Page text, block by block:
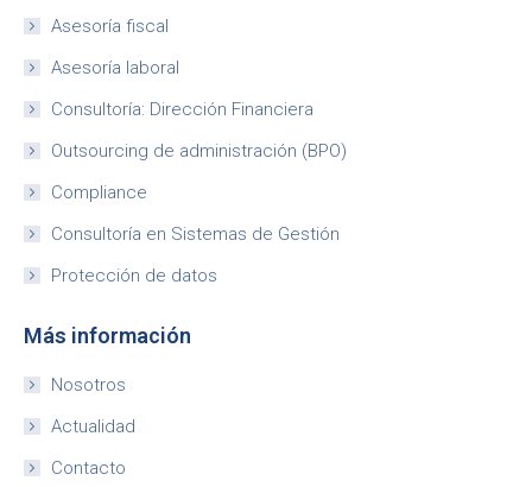
Asesoría fiscal
Asesoría laboral
Consultoría: Dirección Financiera
Outsourcing de administración (BPO)
Compliance
Consultoría en Sistemas de Gestión
Protección de datos
Más información
Nosotros
Actualidad
Contacto